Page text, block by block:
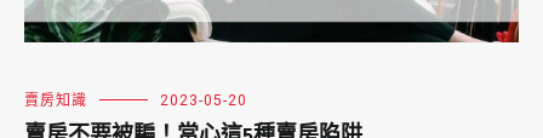
賣房知識 2023-05-20